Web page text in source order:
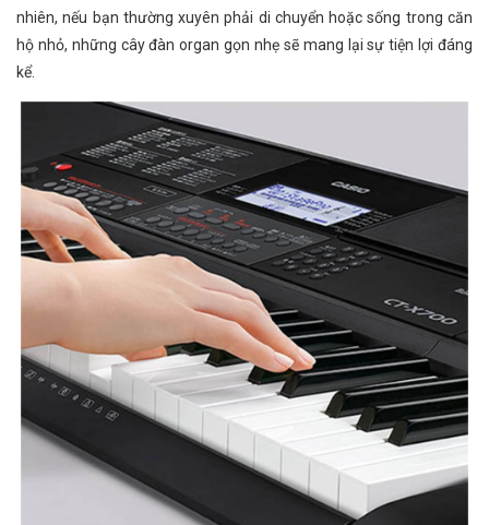
nhiên, nếu bạn thường xuyên phải di chuyển hoặc sống trong căn
hộ nhỏ, những cây đàn organ gọn nhẹ sẽ mang lại sự tiện lợi đáng
kể.